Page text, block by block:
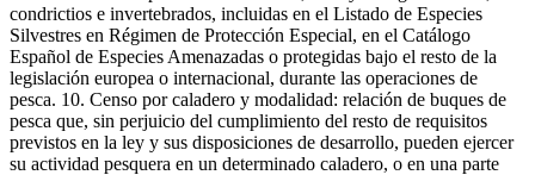
condrictios e invertebrados, incluidas en el Listado de Especies
Silvestres en Régimen de Protección Especial, en el Catálogo
Español de Especies Amenazadas o protegidas bajo el resto de la
legislación europea o internacional, durante las operaciones de
pesca. 10. Censo por caladero y modalidad: relación de buques de
pesca que, sin perjuicio del cumplimiento del resto de requisitos
previstos en la ley y sus disposiciones de desarrollo, pueden ejercer
su actividad pesquera en un determinado caladero, o en una parte